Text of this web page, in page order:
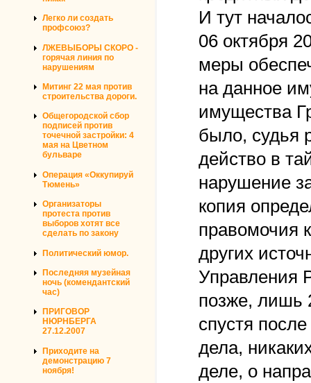
Легко ли создать
профсоюз?
ЛЖЕВЫБОРЫ СКОРО -
горячая линия по
нарушениям
Митинг 22 мая против
строительства дороги.
Общегородской сбор
подписей против
точечной застройки: 4
мая на Цветном
бульваре
Операция «Оккупируй
Тюмень»
Организаторы
протеста против
выборов хотят все
сделать по закону
Политический юмор.
Последняя музейная
ночь (комендантский
час)
ПРИГОВОР
НЮРНБЕРГА
27.12.2007
Приходите на
демонстрацию 7
ноября!
И тут
06 октября
меры
на данное
имущества
было, судья
действо в
нарушение
копия
правомочия
других
Управления
позже, лишь
спустя
дела,
деле, о